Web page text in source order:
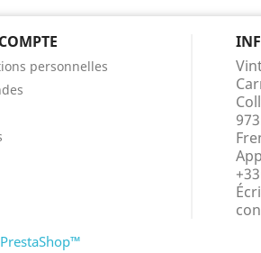
personnelles